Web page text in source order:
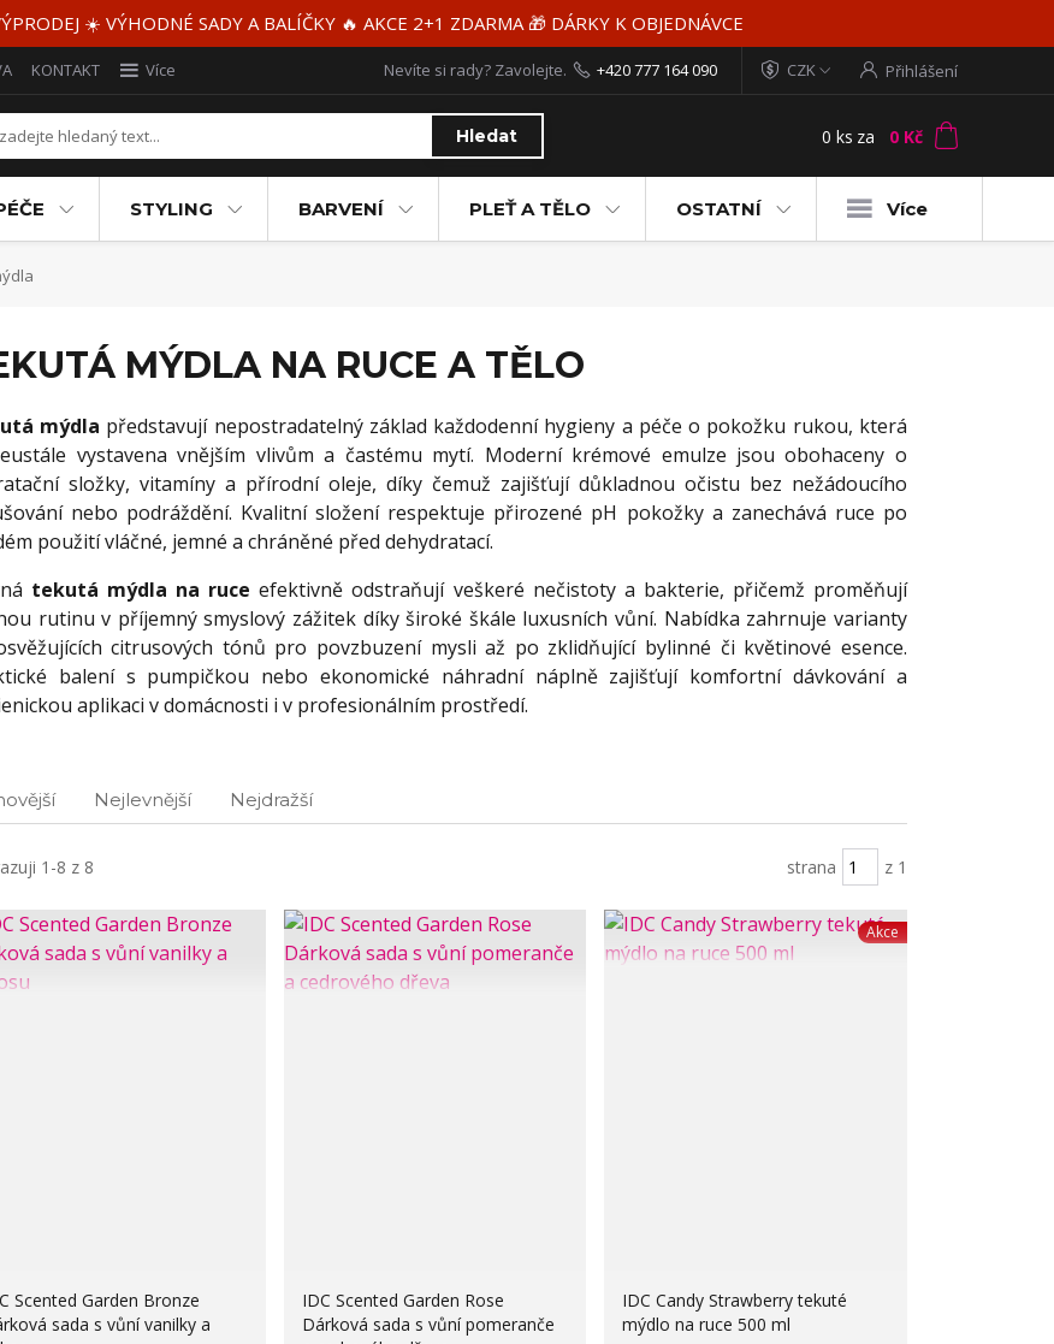
☀️ VÝHODNÉ SADY A BALÍČKY 🔥 AKCE 2+1 ZDARMA 🎁 DÁRKY K OBJEDNÁVCE
KONTAKT Více CZK Přihlášení
Hledat
Nevíte si rady? Zavolejte. +420 777 164 090
0 ks za 0 Kč
STYLING BARVENÍ PLEŤ A TĚLO OSTATNÍ Více
MÝDLA NA RUCE A TĚLO
mýdla představují nepostradatelný základ každodenní hygieny a péče o pokožku rukou, která
vystavena vnějším vlivům a častému mytí. Moderní krémové emulze jsou obohaceny o
složky, vitamíny a přírodní oleje, díky čemuž zajišťují důkladnou očistu bez nežádoucího
nebo podráždění. Kvalitní složení respektuje přirozené pH pokožky a zanechává ruce po
použití vláčné, jemné a chráněné před dehydratací.
tekutá mýdla na ruce efektivně odstraňují veškeré nečistoty a bakterie, přičemž proměňují
rutinu v příjemný smyslový zážitek díky široké škále luxusních vůní. Nabídka zahrnuje varianty
citrusových tónů pro povzbuzení mysli až po zklidňující bylinné či květinové esence.
balení s pumpičkou nebo ekonomické náhradní náplně zajišťují komfortní dávkování a
aplikaci v domácnosti i v profesionálním prostředí.
Nejlevnější Nejdražší
1-8 z 8 strana z 1
Scented Garden Bronze
sada s vůní vanilky a
IDC Scented Garden Rose
Dárková sada s vůní pomeranče
Akce
IDC Candy Strawberry tekuté
mýdlo na ruce 500 ml